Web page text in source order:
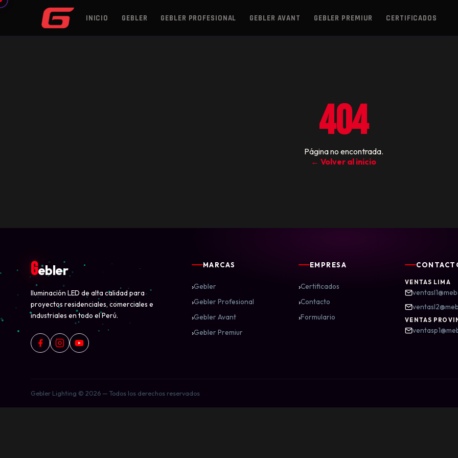
INICIO GEBLER GEBLER PROFESIONAL GEBLER AVANT GEBLER PREMIUR CERTIFICADOS
404
Página no encontrada.
← Volver al inicio
Gebler
Iluminación LED de alta calidad para
proyectos residenciales, comerciales e
industriales en todo el Perú.
MARCAS
›Gebler
›Gebler Profesional
›Gebler Avant
›Gebler Premiur
EMPRESA
›Certificados
›Contacto
›Formulario
VENTAS LIMA
VENTAS
Gebler Lighting © 2026 — Todos los derechos reservados